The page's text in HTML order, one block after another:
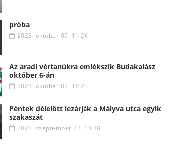
próba
2023. október 05. 11:26
Az aradi vértanúkra emlékszik Budakalász
október 6-án
2023. október 03. 16:21
Péntek délelőtt lezárják a Mályva utca egyik
szakaszát
2023. szeptember 22. 13:38